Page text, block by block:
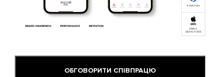
ОБГОВОРИТИ СПІВПРАЦЮ